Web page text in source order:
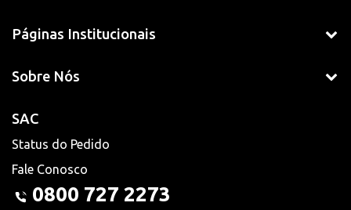
Páginas Institucionais
Sobre Nós
SAC
Status do Pedido
Fale Conosco
0800 727 2273